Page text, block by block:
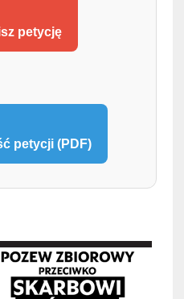
petycję
petycji (PDF)